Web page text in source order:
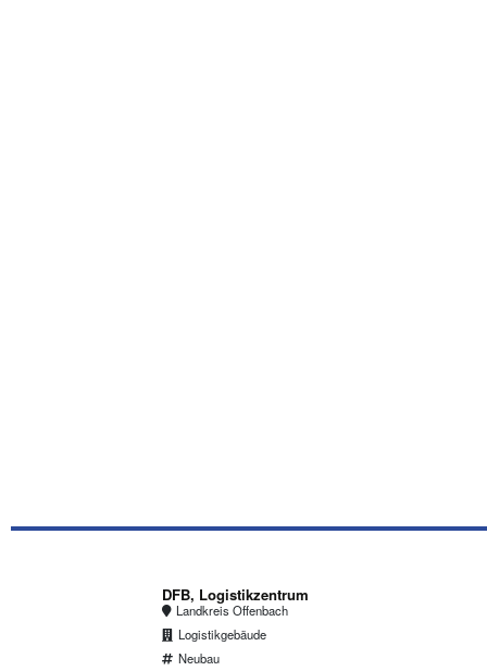
DFB, Logistikzentrum
Landkreis Offenbach
Logistikgebäude
Neubau